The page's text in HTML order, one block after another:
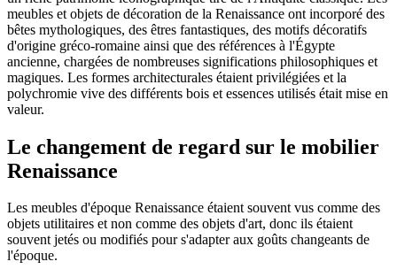
meubles et objets de décoration de la Renaissance ont incorporé des
bêtes mythologiques, des êtres fantastiques, des motifs décoratifs
d'origine gréco-romaine ainsi que des références à l'Égypte
ancienne, chargées de nombreuses significations philosophiques et
magiques. Les formes architecturales étaient privilégiées et la
polychromie vive des différents bois et essences utilisés était mise en
valeur.
Le changement de regard sur le mobilier
Renaissance
Les meubles d'époque Renaissance étaient souvent vus comme des
objets utilitaires et non comme des objets d'art, donc ils étaient
souvent jetés ou modifiés pour s'adapter aux goûts changeants de
l'époque.